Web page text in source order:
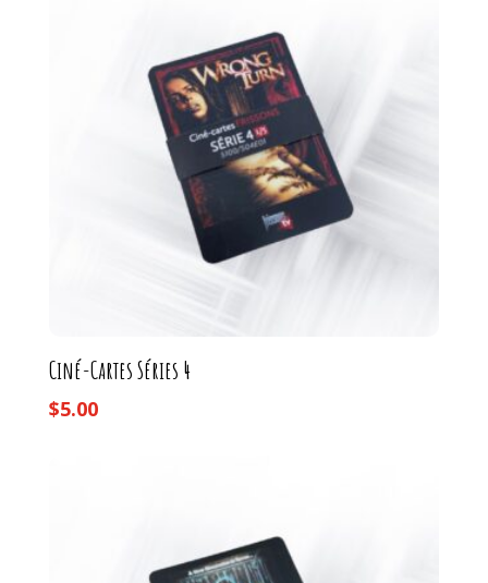
Ciné-Cartes Séries 4
$5.00